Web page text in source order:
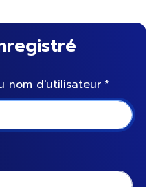
nom d'utilisateur